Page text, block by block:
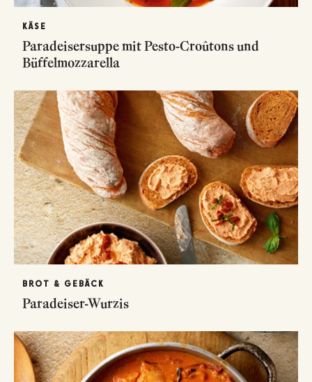
KÄSE
Paradeisersuppe mit Pesto-Croûtons und
Büffelmozzarella
BROT & GEBÄCK
Paradeiser-Wurzis